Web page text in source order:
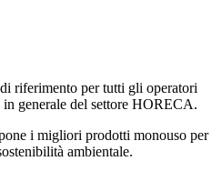
riferimento per tutti gli operatori
generale del settore HORECA.
i migliori prodotti monouso per
ambientale.